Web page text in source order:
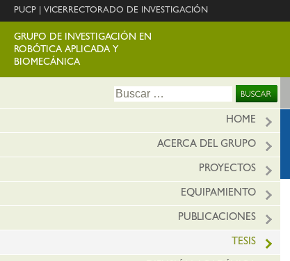
PUCP VICERRECTORADO DE INVESTIGACIÓN
GRUPO DE INVESTIGACIÓN EN
ROBÓTICA APLICADA Y
BIOMECÁNICA
Buscar:
HOME
ACERCA DEL GRUPO
PROYECTOS
EQUIPAMIENTO
PUBLICACIONES
TESIS